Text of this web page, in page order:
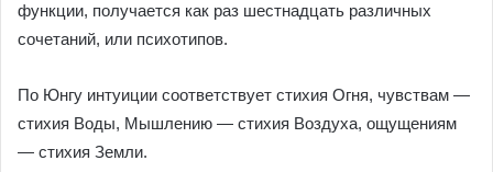
функции, получается как раз шестнадцать различных
сочетаний, или психотипов.
По Юнгу интуиции соответствует стихия Огня, чувствам —
стихия Воды, Мышлению — стихия Воздуха, ощущениям
— стихия Земли.